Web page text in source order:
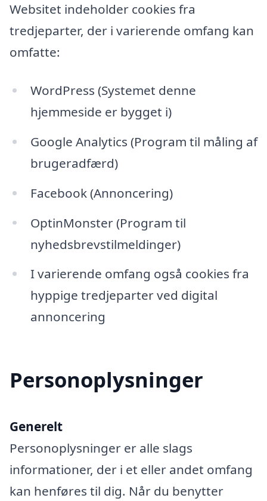
Websitet indeholder cookies fra
tredjeparter, der i varierende omfang kan
omfatte:
WordPress (Systemet denne
hjemmeside er bygget i)
Google Analytics (Program til måling af
brugeradfærd)
Facebook (Annoncering)
OptinMonster (Program til
nyhedsbrevstilmeldinger)
I varierende omfang også cookies fra
hyppige tredjeparter ved digital
annoncering
Personoplysninger
Generelt
Personoplysninger er alle slags
informationer, der i et eller andet omfang
kan henføres til dig. Når du benytter